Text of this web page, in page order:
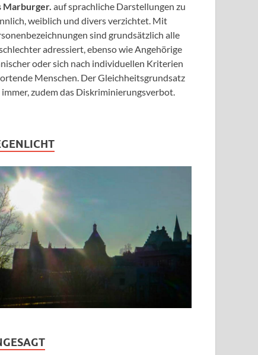
Marburger. auf sprachliche Darstellungen zu
weiblich und divers verzichtet. Mit
sind grundsätzlich alle
adressiert, ebenso wie Angehörige
oder sich nach individuellen Kriterien
Menschen. Der Gleichheitsgrundsatz
zudem das Diskriminierungsverbot.